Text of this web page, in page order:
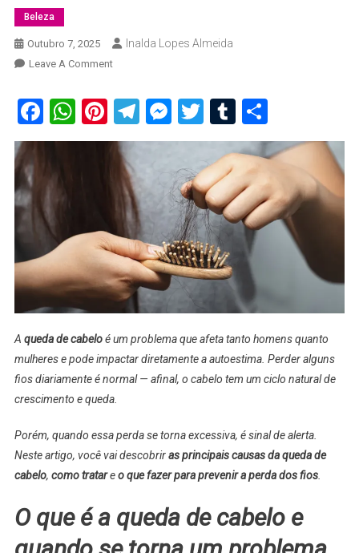
Beleza
Outubro 7, 2025 Inalda Lopes Almeida
Leave A CommentOn
De
Cabelo:
Tratamentos
Como
Prevenir
Perda
Dos
Fios
Facebook
WhatsApp
Pinterest
Telegram
Messenger
TwitterTumblr
Share
A queda de cabeloé um problema que afeta tanto homens quanto
mulheres e pode impactar diretamente a autoestima. Perder alguns
fios diariamente é normal — afinal, o cabelo tem um ciclo natural de
crescimento e queda.
Porém, quando essa perda se torna excessiva, é sinal de alerta.
Neste artigo, você vai descobriras principais causas da queda de
cabelo, como tratareo que fazer para prevenir a perda dos fios.
O que é a queda de cabelo e